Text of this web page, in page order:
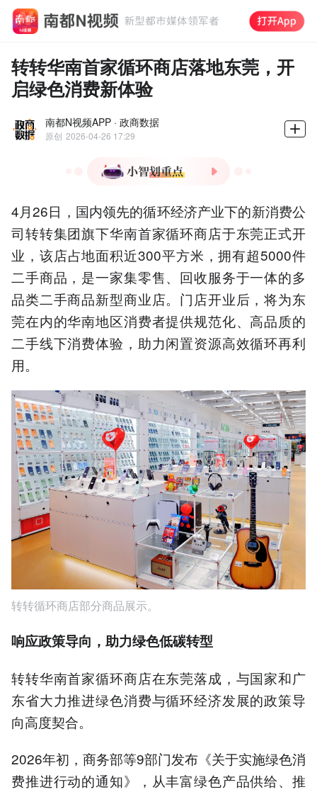
转转华南首家循环商店落地东莞，开
启绿色消费新体验
南都N视频APP · 政商数据
原创 2026-04-26 17:29
莞开业，打造"回收+零售
+售后"全闭环服务模式。
品，提供365天质保和7天无
理由退货服务。
3.与闲鱼形成差异化竞争，
主打"官方验+重服务"标准
化二手交易体验。
4.选址东莞看中其大湾区枢
5.转转全国已有1300家门
店，此次升级版循环商店品
类更丰富。
以上内容由AI大模型生成，仅供
参考
4月26日，国内领先的循环经济产业下的新消费公
司转转集团旗下华南首家循环商店于东莞正式开
业，该店占地面积近300平方米，拥有超5000件
二手商品，是一家集零售、回收服务于一体的多
品类二手商品新型商业店。门店开业后，将为东
莞在内的华南地区消费者提供规范化、高品质的
二手线下消费体验，助力闲置资源高效循环再利
用。
转转循环商店部分商品展示。
响应政策导向，助力绿色低碳转型
转转华南首家循环商店在东莞落成，与国家和广
东省大力推进绿色消费与循环经济发展的政策导
向高度契合。
2026年初，商务部等9部门发布《关于实施绿色消
费推进行动的通知》，从丰富绿色产品供给、推